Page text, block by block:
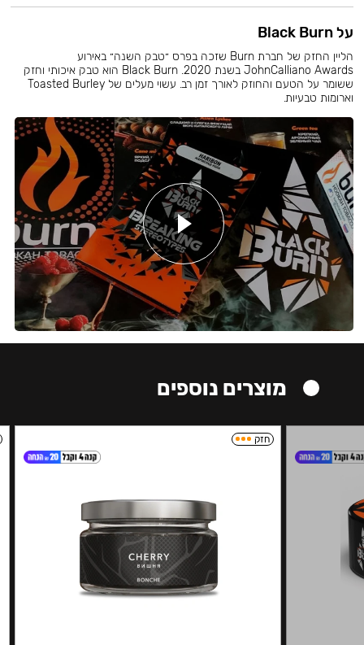
על Black Burn
הליין החזק של חברת Burn שזכה בפרס ״טבק השנה״ באירוע
JohnCalliano Awards בשנת 2020. Black Burn הוא טבק איכותי וחזק
ששומר על הטעם והחוזק לאורך זמן רב. עשוי מעלים של Toasted Burley
וארומות טבעיות.
מוצרים נוספים
חזק